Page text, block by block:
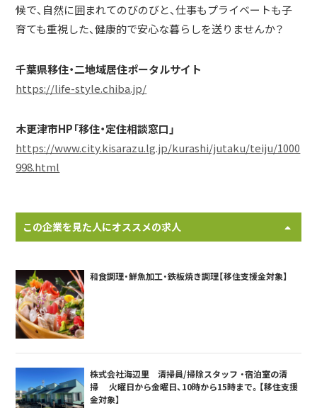
候で、自然に囲まれてのびのびと、仕事もプライベートも子
育ても重視した、健康的で安心な暮らしを送りませんか？
千葉県移住・二地域居住ポータルサイト
https://life-style.chiba.jp/
木更津市HP「移住・定住相談窓口」
https://www.city.kisarazu.lg.jp/kurashi/jutaku/teiju/1000
998.html
この企業を見た人にオススメの求人
和食調理・鮮魚加工・鉄板焼き調理【移住支援金対象】
株式会社海辺里 清掃員/掃除スタッフ ・宿泊室の清
掃 火曜日から金曜日、10時から15時まで。【移住支援
金対象】